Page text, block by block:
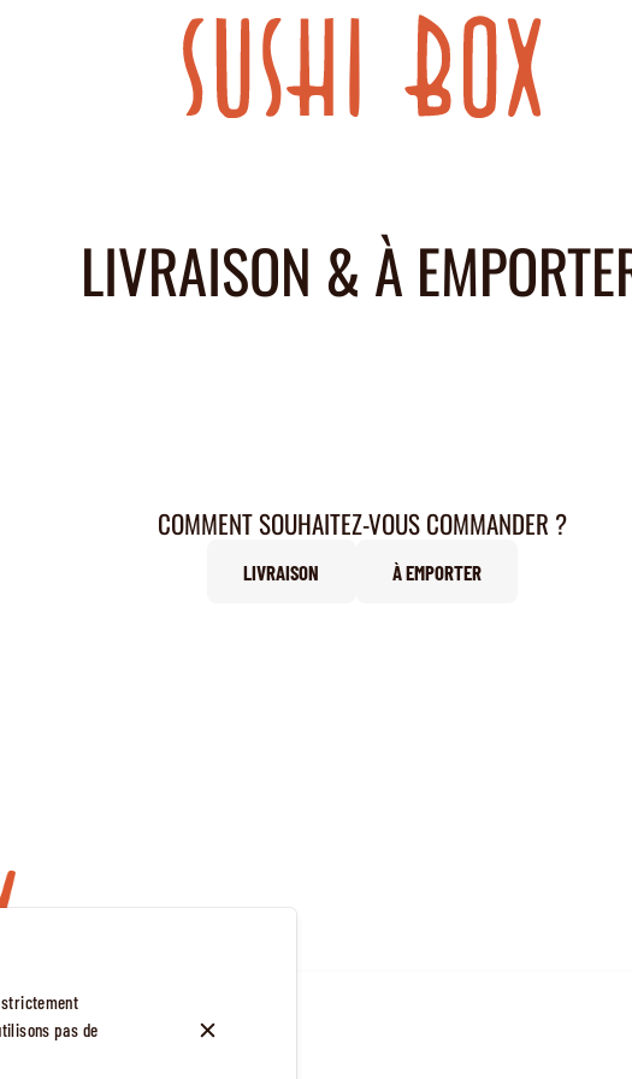
LIVRAISON & À
COMMENT SOUHAITEZ-VOUS COMMANDER ?
LIVRAISON À EMPORTER
strictement
pas de